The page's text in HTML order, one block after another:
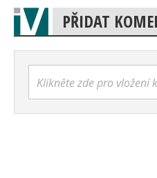
PŘIDAT
Klikněte zde pro vložení